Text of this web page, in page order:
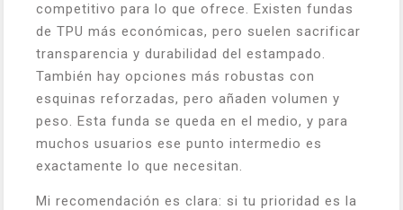
competitivo para lo que ofrece. Existen fundas
de TPU más económicas, pero suelen sacrificar
transparencia y durabilidad del estampado.
También hay opciones más robustas con
esquinas reforzadas, pero añaden volumen y
peso. Esta funda se queda en el medio, y para
muchos usuarios ese punto intermedio es
exactamente lo que necesitan.
Mi recomendación es clara: si tu prioridad es la